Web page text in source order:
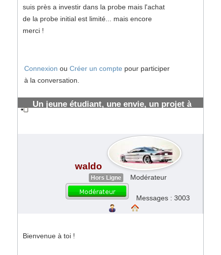
suis près a investir dans la probe mais l'achat
de la probe initial est limité... mais encore
merci !
Connexion ou Créer un compte pour participer
à la conversation.
Un jeune étudiant, une envie, un projet à
waldo
Hors Ligne Modérateur
Messages : 3003
Bienvenue à toi !